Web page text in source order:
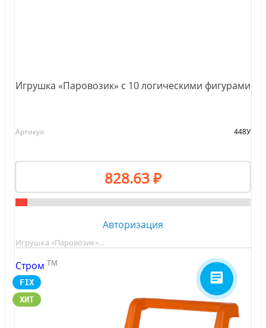
Игрушка «Паровозик» с 10 логическими фигурами
Артикул 448У
828.63 ₽
Авторизация
Игрушка «Паровозик»…
Стром TM
FIX
ХИТ